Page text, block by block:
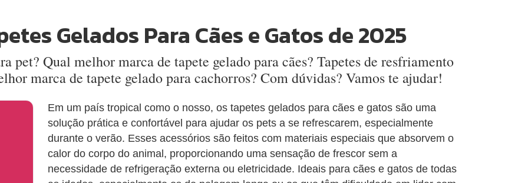
Gelados Para Cães e Gatos de 2025
pet? Qual melhor marca de tapete gelado para cães? Tapetes de resfriamento
marca de tapete gelado para cachorros? Com dúvidas? Vamos te ajudar!
Em um país tropical como o nosso, os tapetes gelados para cães e gatos são uma
solução prática e confortável para ajudar os pets a se refrescarem, especialmente
durante o verão. Esses acessórios são feitos com materiais especiais que absorvem o
calor do corpo do animal, proporcionando uma sensação de frescor sem a
necessidade de refrigeração externa ou eletricidade. Ideais para cães e gatos de todas